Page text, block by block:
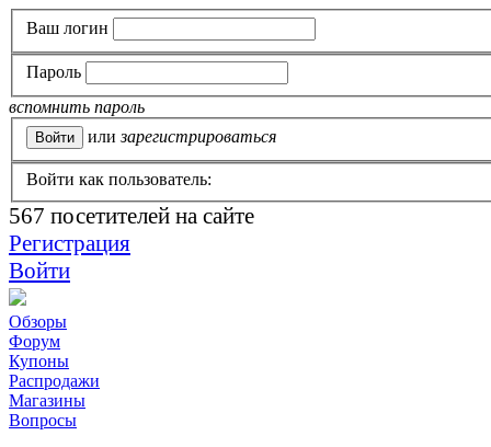
Ваш логин
Пароль
вспомнить пароль
или зарегистрироваться
Войти как пользователь:
567 посетителей на сайте
Регистрация
Войти
Обзоры
Форум
Купоны
Распродажи
Магазины
Вопросы